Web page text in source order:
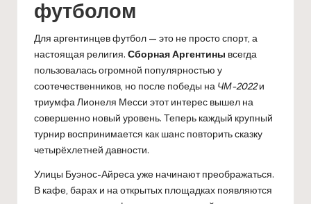
футболом
Для аргентинцев футбол — это не просто спорт, а
настоящая религия. Сборная Аргентины всегда
пользовалась огромной популярностью у
соотечественников, но после победы на ЧМ-2022и
триумфа Лионеля Месси этот интерес вышел на
совершенно новый уровень. Теперь каждый крупный
турнир воспринимается как шанс повторить сказку
четырёхлетней давности.
Улицы Буэнос-Айреса уже начинают преображаться.
В кафе, барах и на открытых площадках появляются